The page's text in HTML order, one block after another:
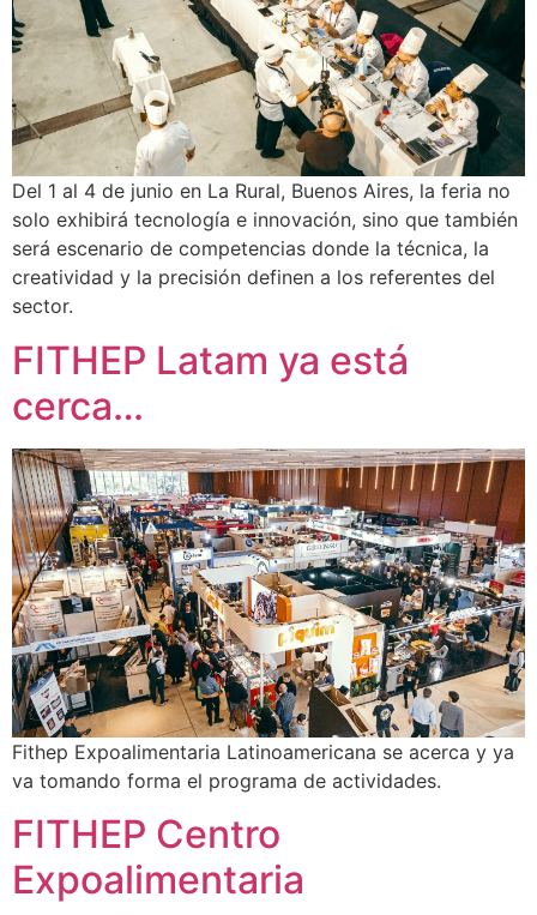
Del 1 al 4 de junio en La Rural, Buenos Aires, la feria no
solo exhibirá tecnología e innovación, sino que también
será escenario de competencias donde la técnica, la
creatividad y la precisión definen a los referentes del
sector.
FITHEP Latam ya está
cerca…
Fithep Expoalimentaria Latinoamericana se acerca y ya
va tomando forma el programa de actividades.
FITHEP Centro
Expoalimentaria